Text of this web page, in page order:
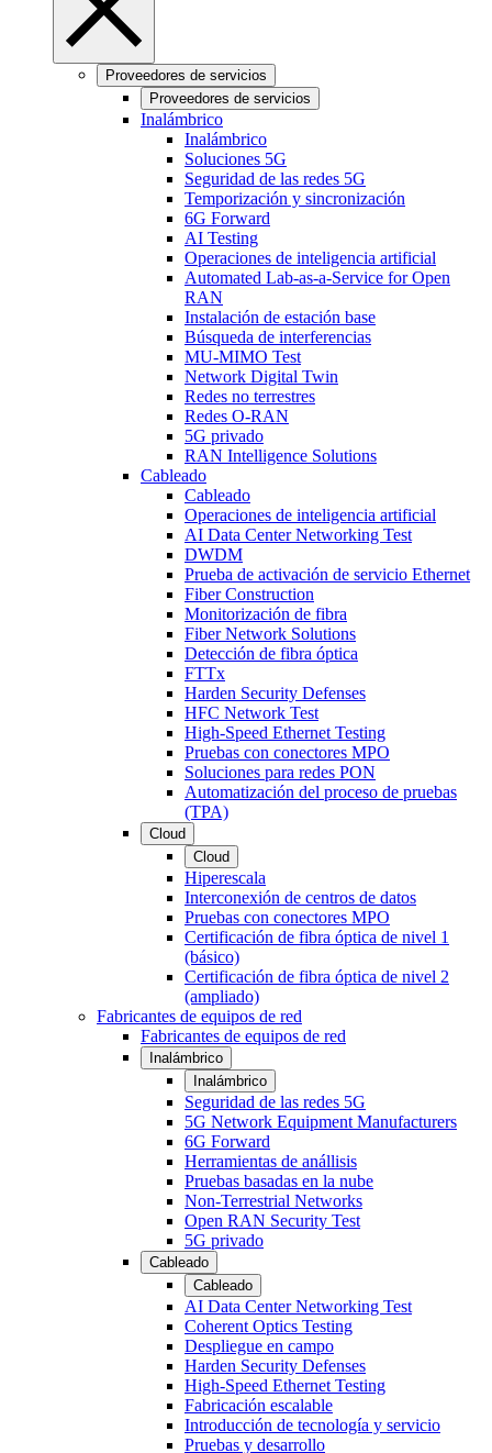
Proveedores de servicios
Proveedores de servicios
Inalámbrico
Inalámbrico
Soluciones 5G
Seguridad de las redes 5G
Temporización y sincronización
6G Forward
AI Testing
Operaciones de inteligencia artificial
Automated Lab-as-a-Service for Open
RAN
Instalación de estación base
Búsqueda de interferencias
MU-MIMO Test
Network Digital Twin
Redes no terrestres
Redes O-RAN
5G privado
RAN Intelligence Solutions
Cableado
Cableado
Operaciones de inteligencia artificial
AI Data Center Networking Test
DWDM
Prueba de activación de servicio Ethernet
Fiber Construction
Monitorización de fibra
Fiber Network Solutions
Detección de fibra óptica
FTTx
Harden Security Defenses
HFC Network Test
High-Speed Ethernet Testing
Pruebas con conectores MPO
Soluciones para redes PON
Automatización del proceso de pruebas
(TPA)
Cloud
Cloud
Hiperescala
Interconexión de centros de datos
Pruebas con conectores MPO
Certificación de fibra óptica de nivel 1
(básico)
Certificación de fibra óptica de nivel 2
(ampliado)
Fabricantes de equipos de red
Fabricantes de equipos de red
Inalámbrico
Inalámbrico
Seguridad de las redes 5G
5G Network Equipment Manufacturers
6G Forward
Herramientas de anállisis
Pruebas basadas en la nube
Non-Terrestrial Networks
Open RAN Security Test
5G privado
Cableado
Cableado
AI Data Center Networking Test
Coherent Optics Testing
Despliegue en campo
Harden Security Defenses
High-Speed Ethernet Testing
Fabricación escalable
Introducción de tecnología y servicio
Pruebas y desarrollo